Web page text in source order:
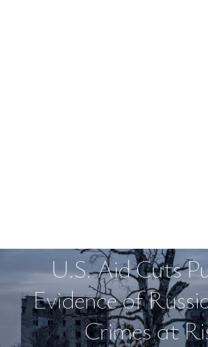
U.S. Aid Cuts
Evidence of
Crimes at